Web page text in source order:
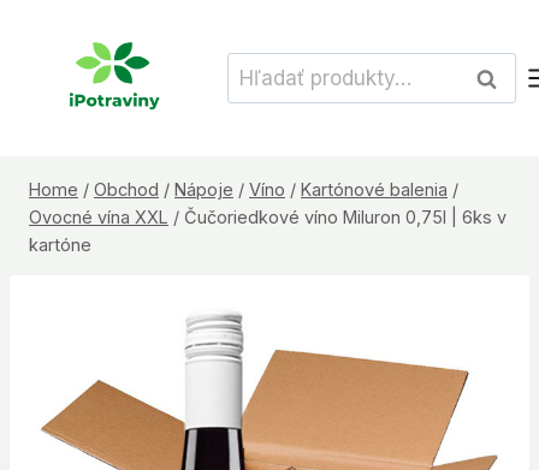
Hľadať:
Home / Obchod / Nápoje / Víno / Kartónové balenia /
Ovocné vína XXL / Čučoriedkové víno Miluron 0,75l | 6ks v
kartóne